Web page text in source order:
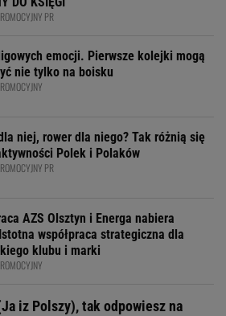
PR
emocji. Pierwsze kolejki mogą
nie tylko na boisku
niej, rower dla niego? Tak różnią się
Polek i Polaków
PR
AZS Olsztyn i Energa nabiera
współpraca strategiczna dla
klubu i marki
iz Polszy), tak odpowiesz na